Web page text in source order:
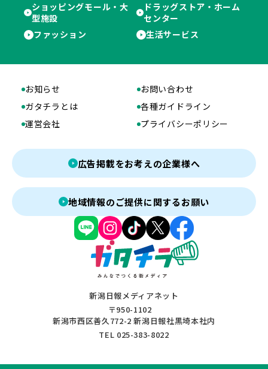
ショッピングモール・大
型施設
ドラッグストア・ホーム
センター
ファッション
生活サービス
新潟日報メディアネット
〒950-1102
新潟市西区善久772-2 新潟日報社黒埼本社内
TEL 025-383-8022
お知らせ
お問い合わせ
ガタチラとは
各種ガイドライン
運営会社
プライバシーポリシー
広告掲載をお考えの企業様へ
地域情報のご提供に関するお願い